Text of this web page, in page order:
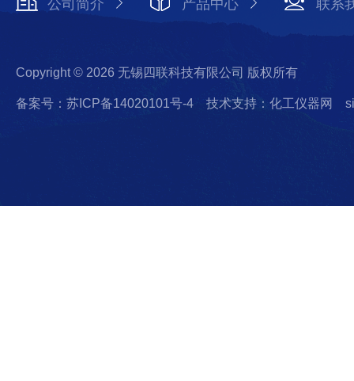
公司简介 产品中心 联系
Copyright © 2026 无锡四联科技有限公司 版权所有
备案号：苏ICP备14020101号-4 技术支持：化工仪器网